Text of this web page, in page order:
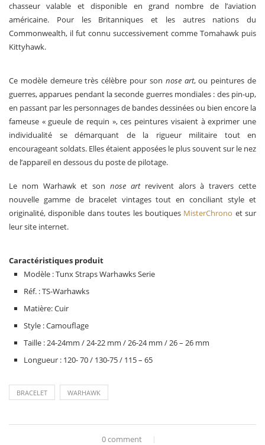
chasseur valable et disponible en grand nombre de l’aviation
américaine. Pour les Britanniques et les autres nations du
Commonwealth, il fut connu successivement comme Tomahawk puis
Kittyhawk.
Ce modèle demeure très célèbre pour son nose art, ou peintures de
guerres, apparues pendant la seconde guerres mondiales : des pin-up,
en passant par les personnages de bandes dessinées ou bien encore la
fameuse « gueule de requin », ces peintures visaient à exprimer une
individualité se démarquant de la rigueur militaire tout en
encourageant soldats. Elles étaient apposées le plus souvent sur le nez
de l’appareil en dessous du poste de pilotage.
Le nom Warhawk et sonnose art revivent alors à travers cette
nouvelle gamme de bracelet vintages tout en conciliant style et
originalité, disponible dans toutes les boutiques MisterChrono et sur
leur site internet.
Caractéristiques produit
Modèle : Tunx Straps Warhawks Serie
Réf. : TS-Warhawks
Matière: Cuir
Style : Camouflage
Taille : 24-24mm / 24-22 mm / 26-24 mm / 26 – 26 mm
Longueur : 120- 70 / 130-75 / 115 – 65
BRACELET WARHAWK
0 comment